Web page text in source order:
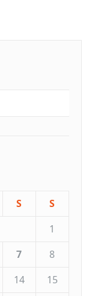
S
S
1
7
8
14
15